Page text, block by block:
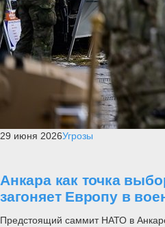
29 июня 2026Угрозы
Анкара как точка
загоняет Европу в
Предстоящий саммит НАТО в